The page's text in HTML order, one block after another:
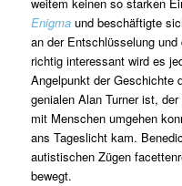
weitem keinen so starken
Enigmaund beschäftigte
an der Entschlüsselung
richtig interessant wird es
Angelpunkt der Geschichte
genialen Alan Turner ist,
mit Menschen umgehen
ans Tageslicht kam.
autistischen Zügen
bewegt.